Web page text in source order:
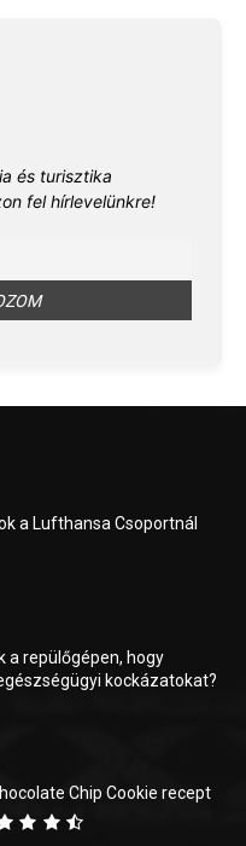
és turisztika
fel hírlevelünkre!
a Lufthansa Csoportnál
a repülőgépen, hogy
kockázatokat?
Chip Cookie recept